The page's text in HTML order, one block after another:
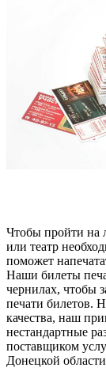
Чтобы пройти на
или театр
поможет
Наши билеты
чернилах, чтобы
печати билетов.
качества, наш
нестандартные
поставщиком
Донецкой